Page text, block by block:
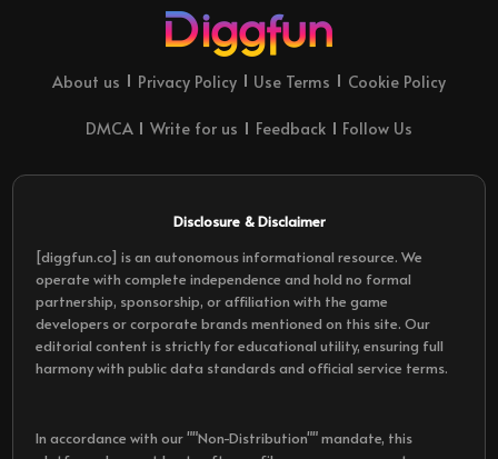
About us Privacy Policy Use Terms Cookie Policy
DMCA Write for us Feedback Follow Us
Disclosure & Disclaimer
[diggfun.co] is an autonomous informational resource. We
operate with complete independence and hold no formal
partnership, sponsorship, or affiliation with the game
developers or corporate brands mentioned on this site. Our
editorial content is strictly for educational utility, ensuring full
harmony with public data standards and official service terms.
In accordance with our ""Non-Distribution"" mandate, this